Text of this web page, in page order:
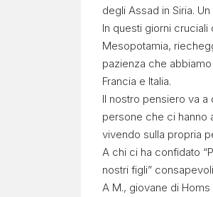
degli Assad in Siria.
In questi giorni
Mesopotamia,
pazienza che
Francia e Italia.
Il nostro pensiero va
persone che ci hanno
vivendo sulla propria
A chi ci ha confidato
nostri figli”
A M., giovane di